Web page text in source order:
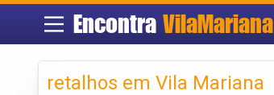
Encontra VilaMariana
retalhos em Vila Mariana